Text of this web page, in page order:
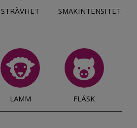
STRÄVHET SMAKINTENSITET
LAMM FLÄSK